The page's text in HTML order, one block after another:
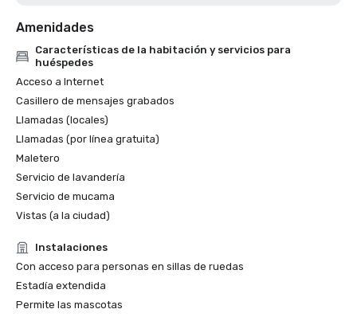
Amenidades
Características de la habitación y servicios para
huéspedes
Acceso a Internet
Casillero de mensajes grabados
Llamadas (locales)
Llamadas (por línea gratuita)
Maletero
Servicio de lavandería
Servicio de mucama
Vistas (a la ciudad)
Instalaciones
Con acceso para personas en sillas de ruedas
Estadía extendida
Permite las mascotas